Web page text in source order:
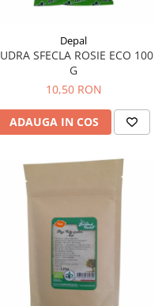
Depal
SFECLA ROSIE ECO 100
G
10,50 RON
ADAUGA IN COS